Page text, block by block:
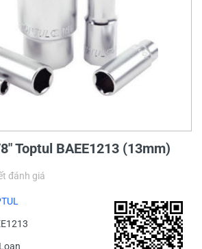
Toptul BAEE1213 (13mm)
đánh giá